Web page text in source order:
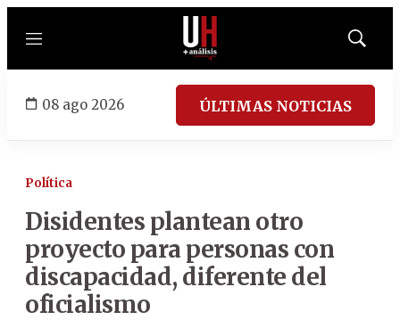
Menú
Mostrar
08 ago 2026 ÚLTIMAS NOTICIAS
Política
Disidentes plantean otro
proyecto para personas con
discapacidad, diferente del
oficialismo